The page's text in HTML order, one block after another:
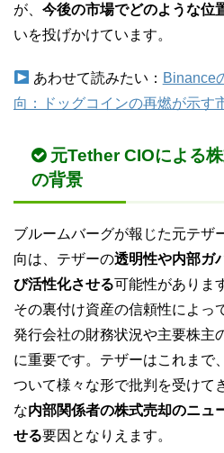
が、 今後の市場でどのような位
いを投げかけています。
あわせて読みたい： Binance
向：ドッグコインの再燃が示す
元Tether CIOによる
の背景
ブルームバーグが報じた元テザ
向は、テザーの透明性や内部ガ
び活性化させる可能性がありま
その裏付け資産の信頼性によっ
発行会社の財務状況や主要株主
に重要です。テザーはこれまで
ついて様々な形で批判を受けて
な内部関係者の株式売却のニュ
せる要因となりえます。